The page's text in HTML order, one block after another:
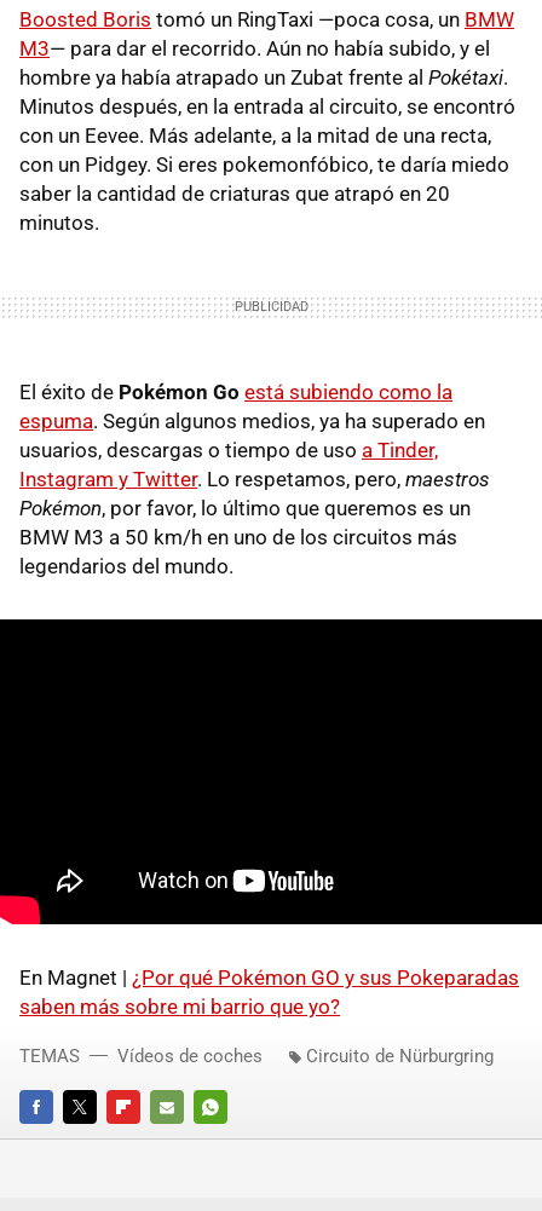
Boosted Boris tomó un RingTaxi —poca cosa, un BMW
M3— para dar el recorrido. Aún no había subido, y el
hombre ya había atrapado un Zubat frente al Pokétaxi.
Minutos después, en la entrada al circuito, se encontró
con un Eevee. Más adelante, a la mitad de una recta,
con un Pidgey. Si eres pokemonfóbico, te daría miedo
saber la cantidad de criaturas que atrapó en 20
minutos.
El éxito de Pokémon Go está subiendo como la
espuma. Según algunos medios, ya ha superado en
usuarios, descargas o tiempo de uso a Tinder,
Instagram y Twitter. Lo respetamos, pero, maestros
Pokémon, por favor, lo último que queremos es un
BMW M3 a 50 km/h en uno de los circuitos más
legendarios del mundo.
En Magnet | ¿Por qué Pokémon GO y sus Pokeparadas
saben más sobre mi barrio que yo?
FACEBOOKTWITTERFLIPBOARD
E-
WHATSAPP
TEMAS Vídeos de coches Circuito de Nürburgring